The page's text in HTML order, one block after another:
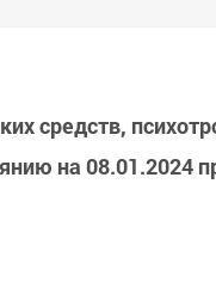
средств,
на 08.01.2024